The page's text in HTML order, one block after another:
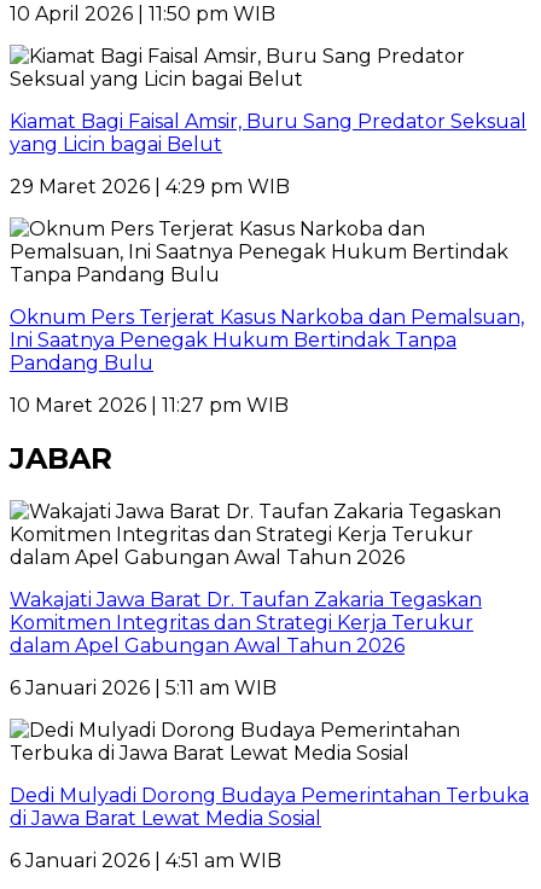
10 April 2026 | 11:50 pm WIB
Kiamat Bagi Faisal Amsir, Buru Sang Predator Seksual
yang Licin bagai Belut
29 Maret 2026 | 4:29 pm WIB
Oknum Pers Terjerat Kasus Narkoba dan Pemalsuan,
Ini Saatnya Penegak Hukum Bertindak Tanpa
Pandang Bulu
10 Maret 2026 | 11:27 pm WIB
JABAR
Wakajati Jawa Barat Dr. Taufan Zakaria Tegaskan
Komitmen Integritas dan Strategi Kerja Terukur
dalam Apel Gabungan Awal Tahun 2026
6 Januari 2026 | 5:11 am WIB
Dedi Mulyadi Dorong Budaya Pemerintahan Terbuka
di Jawa Barat Lewat Media Sosial
6 Januari 2026 | 4:51 am WIB